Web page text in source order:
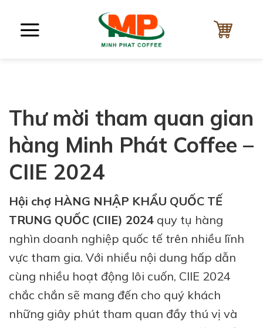
Thư mời tham quan gian
hàng Minh Phát Coffee –
CIIE 2024
Hội chợ HÀNG NHẬP KHẨU QUỐC TẾ
TRUNG QUỐC (CIIE) 2024 quy tụ hàng
nghìn doanh nghiệp quốc tế trên nhiều lĩnh
vực tham gia. Với nhiều nội dung hấp dẫn
cùng nhiều hoạt động lôi cuốn, CIIE 2024
chắc chắn sẽ mang đến cho quý khách
những giây phút tham quan đầy thú vị và